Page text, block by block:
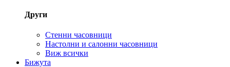
Други
Стенни часовници
Настолни и салонни часовници
Виж всички
Бижута